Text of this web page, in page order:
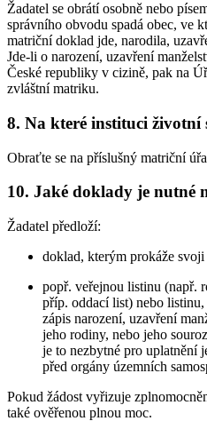
Žadatel se obrátí osobně nebo
správního obvodu spadá obec, ve
matriční doklad jde, narodila,
Jde-li o narození, uzavření
České republiky v cizině, pak na
zvláštní matriku.
8. Na které instituci životní
Obraťte se na příslušný matriční
10. Jaké doklady je nutné
Žadatel předloží:
doklad, kterým prokáže svoji
popř. veřejnou listinu (např.
příp. oddací list) nebo
zápis narození, uzavření
jeho rodiny, nebo jeho
je to nezbytné pro uplatnění
před orgány územních
Pokud žádost vyřizuje
také ověřenou plnou moc.